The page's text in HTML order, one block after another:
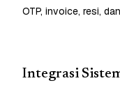
OTP, invoice, resi,
Integrasi